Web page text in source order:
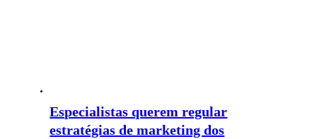
Especialistas querem regular
estratégias de marketing dos